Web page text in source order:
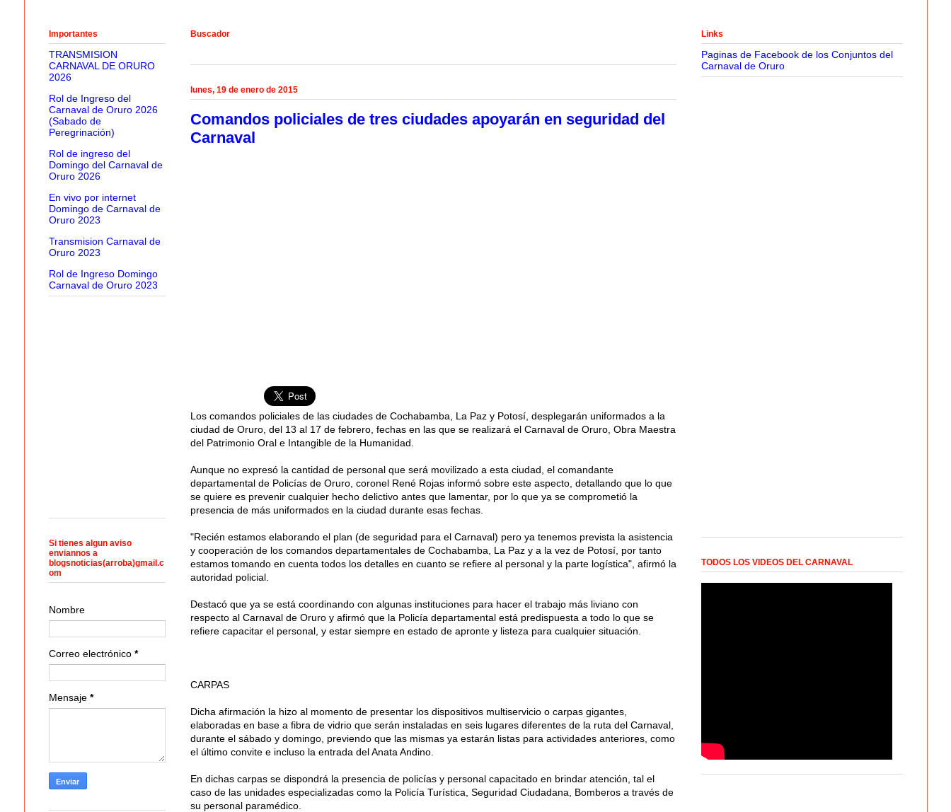
Buscador
lunes, 19 de enero de 2015
Comandos policiales de tres ciudades apoyarán en seguridad del
Carnaval
Los comandos policiales de las ciudades de Cochabamba, La Paz y Potosí, desplegarán uniformados a la
ciudad de Oruro, del 13 al 17 de febrero, fechas en las que se realizará el Carnaval de Oruro, Obra Maestra
del Patrimonio Oral e Intangible de la Humanidad.
Aunque no expresó la cantidad de personal que será movilizado a esta ciudad, el comandante
departamental de Policías de Oruro, coronel René Rojas informó sobre este aspecto, detallando que lo que
se quiere es prevenir cualquier hecho delictivo antes que lamentar, por lo que ya se comprometió la
presencia de más uniformados en la ciudad durante esas fechas.
"Recién estamos elaborando el plan (de seguridad para el Carnaval) pero ya tenemos prevista la asistencia
y cooperación de los comandos departamentales de Cochabamba, La Paz y a la vez de Potosí, por tanto
estamos tomando en cuenta todos los detalles en cuanto se refiere al personal y la parte logística", afirmó la
autoridad policial.
Destacó que ya se está coordinando con algunas instituciones para hacer el trabajo más liviano con
respecto al Carnaval de Oruro y afirmó que la Policía departamental está predispuesta a todo lo que se
refiere capacitar el personal, y estar siempre en estado de apronte y listeza para cualquier situación.
CARPAS
Dicha afirmación la hizo al momento de presentar los dispositivos multiservicio o carpas gigantes,
elaboradas en base a fibra de vidrio que serán instaladas en seis lugares diferentes de la ruta del Carnaval,
durante el sábado y domingo, previendo que las mismas ya estarán listas para actividades anteriores, como
el último convite e incluso la entrada del Anata Andino.
En dichas carpas se dispondrá la presencia de policías y personal capacitado en brindar atención, tal el
caso de las unidades especializadas como la Policía Turística, Seguridad Ciudadana, Bomberos a través de
su personal paramédico.
Importantes
TRANSMISION
CARNAVAL DE ORURO
2026
Rol de Ingreso del
Carnaval de Oruro 2026
(Sabado de
Peregrinación)
Rol de ingreso del
Domingo del Carnaval de
Oruro 2026
En vivo por internet
Domingo de Carnaval de
Oruro 2023
Transmision Carnaval de
Oruro 2023
Rol de Ingreso Domingo
Carnaval de Oruro 2023
Si tienes algun aviso
enviannos a
blogsnoticias(arroba)gmail.c
om
Nombre
Correo electrónico *
Mensaje *
Links
Paginas de Facebook de los Conjuntos del
Carnaval de Oruro
TODOS LOS VIDEOS DEL CARNAVAL